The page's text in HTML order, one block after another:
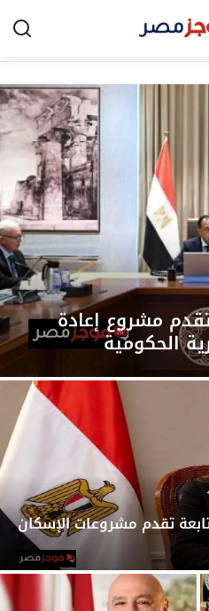
مشروع إعادة
الحكومية
تقدم مشروعات الإسكان